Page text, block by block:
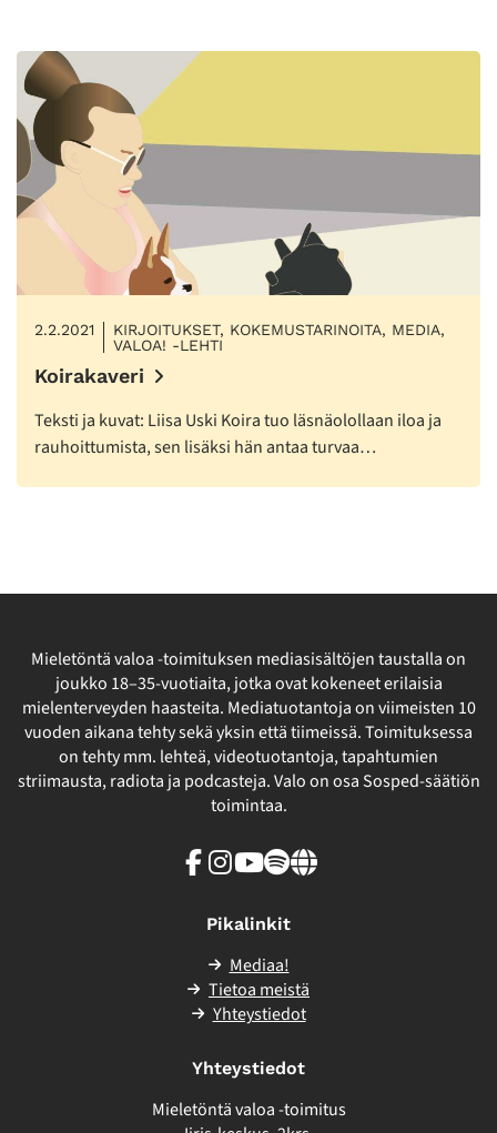
2.2.2021
KIRJOITUKSET, KOKEMUSTARINOITA, MEDIA,
VALOA! -LEHTI
Koirakaveri
Teksti ja kuvat: Liisa Uski Koira tuo läsnäolollaan iloa ja
rauhoittumista, sen lisäksi hän antaa turvaa…
Mieletöntä valoa -toimituksen mediasisältöjen taustalla on
joukko 18–35-vuotiaita, jotka ovat kokeneet erilaisia
mielenterveyden haasteita. Mediatuotantoja on viimeisten 10
vuoden aikana tehty sekä yksin että tiimeissä. Toimituksessa
on tehty mm. lehteä, videotuotantoja, tapahtumien
striimausta, radiota ja podcasteja. Valo on osa Sosped-säätiön
toimintaa.
Facebook
Instagram
Youtube
SpotifyLinkki
Pikalinkit
Mediaa!
Tietoa meistä
Yhteystiedot
Yhteystiedot
Mieletöntä valoa -toimitus